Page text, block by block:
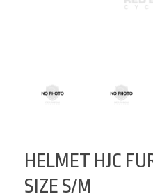
HELMET HJC
SIZE S/M